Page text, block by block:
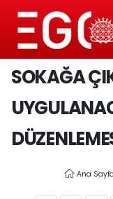
SOKAĞA
Ana Sayfa